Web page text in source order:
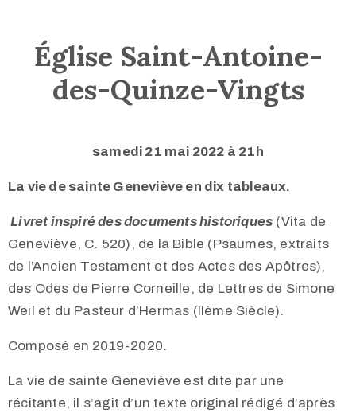
Église Saint-Antoine-
des-Quinze-Vingts
samedi 21 mai 2022 à 21h
La vie de sainte Geneviève en dix tableaux.
Livret inspiré des documents historiques (Vita de
Geneviève, C. 520), de la Bible (Psaumes, extraits
de l’Ancien Testament et des Actes des Apôtres),
des Odes de Pierre Corneille, de Lettres de Simone
Weil et du Pasteur d’Hermas (IIème Siècle).
Composé en 2019-2020.
La vie de sainte Geneviève est dite par une
récitante, il s’agit d’un texte original rédigé d’après